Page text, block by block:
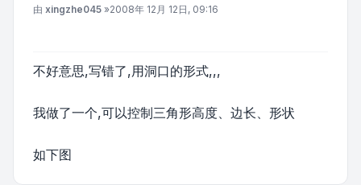
文章
由 xingzhe045 »2008年 12月 12日, 09:16
不好意思,写错了,用洞口的形式,,,
我做了一个,可以控制三角形高度、边长、形状
如下图